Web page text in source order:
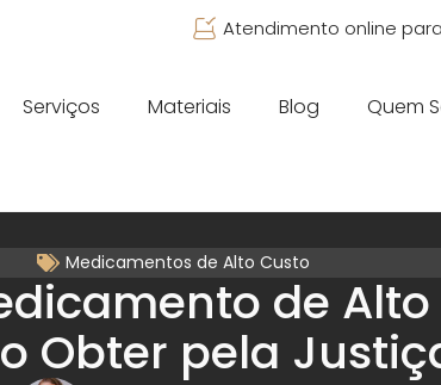
Atendimento online
Serviços Materiais Blog Quem
Medicamentos de Alto Custo
de
Obter pela